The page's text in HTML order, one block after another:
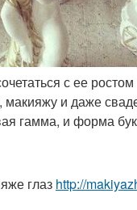
с ее
и даже
гамма, и форма
глаз http://